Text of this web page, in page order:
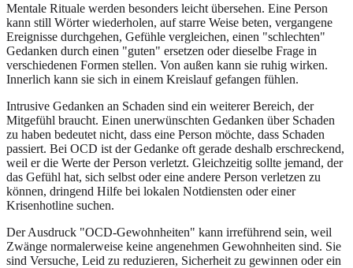
Mentale Rituale werden besonders leicht übersehen. Eine Person
kann still Wörter wiederholen, auf starre Weise beten, vergangene
Ereignisse durchgehen, Gefühle vergleichen, einen "schlechten"
Gedanken durch einen "guten" ersetzen oder dieselbe Frage in
verschiedenen Formen stellen. Von außen kann sie ruhig wirken.
Innerlich kann sie sich in einem Kreislauf gefangen fühlen.
Intrusive Gedanken an Schaden sind ein weiterer Bereich, der
Mitgefühl braucht. Einen unerwünschten Gedanken über Schaden
zu haben bedeutet nicht, dass eine Person möchte, dass Schaden
passiert. Bei OCD ist der Gedanke oft gerade deshalb erschreckend,
weil er die Werte der Person verletzt. Gleichzeitig sollte jemand, der
das Gefühl hat, sich selbst oder eine andere Person verletzen zu
können, dringend Hilfe bei lokalen Notdiensten oder einer
Krisenhotline suchen.
Der Ausdruck "OCD-Gewohnheiten" kann irreführend sein, weil
Zwänge normalerweise keine angenehmen Gewohnheiten sind. Sie
sind Versuche, Leid zu reduzieren, Sicherheit zu gewinnen oder ein